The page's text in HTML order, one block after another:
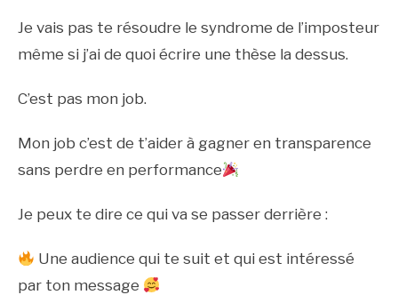
Je vais pas te résoudre le syndrome de l’imposteur
même si j’ai de quoi écrire une thèse la dessus.
C’est pas mon job.
Mon job c’est de t’aider à gagner en transparence
sans perdre en performance
Je peux te dire ce qui va se passer derrière :
Une audience qui te suit et qui est intéressé
par ton message